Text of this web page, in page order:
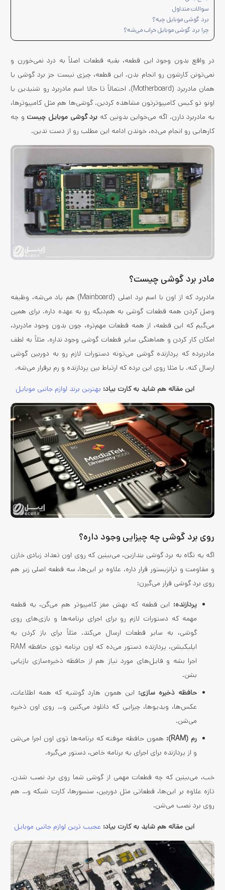
سوالات متداول
برد گوشی موبایل چیه؟
چرا برد گوشی موبایل خراب می‌شه؟
در واقع بدون وجود این قطعه، بقیه قطعات اصلاً به درد نمی‌خورن و
نمی‌تونن کارشون رو انجام بدن. این قطعه، چیزی نیست جز برد گوشی یا
همان مادربرد (Motherboard). احتمالاً تا حالا اسم مادربرد رو شنیدین یا
اونو تو کیس کامپیوترتون مشاهده کردین. گوشی‌ها هم مثل کامپیوترها،
یه مادربرد دارن. اگه می‌خواین بدونین که برد گوشی موبایل چیست و چه
کارهایی رو انجام می‌ده، خوندن ادامه این مطلب رو از دست ندین.
مادر برد گوشی چیست؟
مادربرد که از اون با اسم برد اصلی (Mainboard) هم یاد می‌شه، وظیفه
وصل کردن همه قطعات گوشی به هم‌دیگه رو به عهده داره. برای همین
می‌گیم که این قطعه، از همه قطعات مهم‌تره، چون بدون وجود مادربرد،
امکان کار کردن و هماهنگی سایر قطعات گوشی وجود نداره. مثلاً به لطف
مادربرده که پردازنده گوشی می‌تونه دستورات لازم رو به دوربین گوشی
ارسال کنه. یا مثلا روی این برده که ارتباط بین پردازنده و رم برقرار می‌شه.
این مقاله هم شاید به کارت بیاد: بهترین برند لوازم جانبی موبایل
روی برد گوشی چه چیزایی وجود داره؟
اگه یه نگاه به برد گوشی بندازین، می‌بینین که روی اون تعداد زیادی خازن
و مقاومت و ترانزیستور قرار داره. علاوه بر این‌ها، سه قطعه اصلی زیر هم
روی برد گوشی قرار می‌گیرن:
پردازنده: این قطعه که بهش مغز کامپیوتر هم می‌گن، یه قطعه
مهمه که دستورات لازم رو برای اجرای برنامه‌ها و بازی‌های روی
گوشی، به سایر قطعات ارسال می‌کند. مثلاً برای باز کردن یه
اپلیکیشن، پردازنده دستور می‌ده که اون برنامه توی حافظه RAM
اجرا بشه و فایل‌های مورد نیاز هم از حافظه ذخیره‌سازی بازیابی
بشن.
حافظه ذخیره سازی: این همون هارد گوشیه که همه اطلاعات،
عکس‌ها، ویدیوها، چیزایی که دانلود می‌کنین و… روی اون ذخیره
می‌شن.
رم (RAM
): همون حافظه موقته که برنامه‌ها توی اون اجرا می‌شن
و از پردازنده برای اجرای یه برنامه خاص، دستور می‌گیره.
خب، می‌بینین که چه قطعات مهمی از گوشی شما روی برد نصب شدن.
تازه علاوه بر این‌ها، قطعاتی مثل دوربین، سنسورها، کارت شبکه و… هم
روی برد نصب می‌شن.
این مقاله هم شاید به کارت بیاد: عجیب ترین لوازم جانبی موبایل